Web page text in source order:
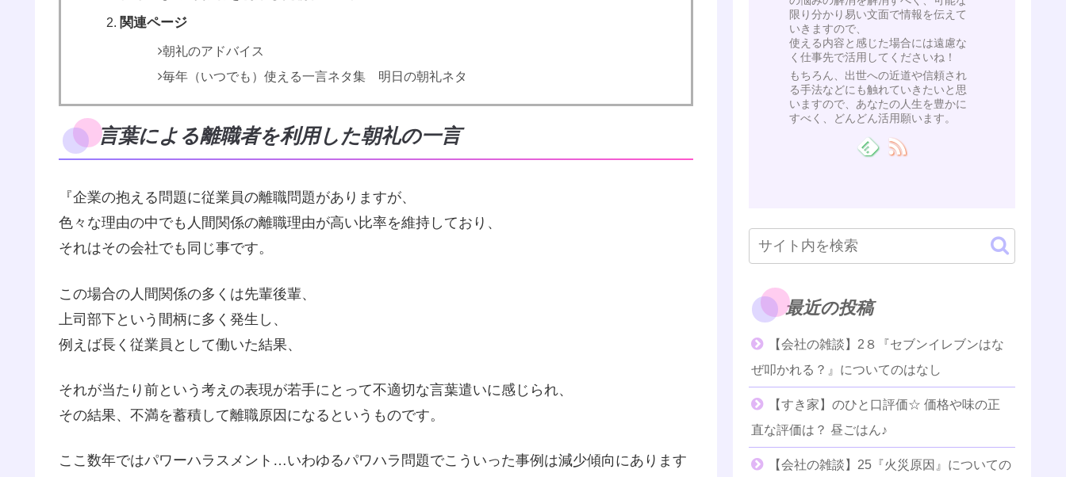
関連ページ
朝礼のアドバイス
毎年（いつでも）使える一言ネタ集 明日の朝礼ネタ
言葉による離職者を利用した朝礼の一言
『企業の抱える問題に従業員の離職問題がありますが、
色々な理由の中でも人間関係の離職理由が高い比率を維持しており、
それはその会社でも同じ事です。
この場合の人間関係の多くは先輩後輩、
上司部下という間柄に多く発生し、
例えば長く従業員として働いた結果、
それが当たり前という考えの表現が若手にとって不適切な言葉遣いに感じられ、
その結果、不満を蓄積して離職原因になるというものです。
ここ数年ではパワーハラスメント…いわゆるパワハラ問題でこういった事例は減少傾向にあります
限り分かり易い文面で情報を伝えて
いきますので、
使える内容と感じた場合には遠慮な
く仕事先で活用してくださいね！
もちろん、出世への近道や信頼され
る手法などにも触れていきたいと思
いますので、あなたの人生を豊かに
すべく、どんどん活用願います。
最近の投稿
【会社の雑談】2８『セブンイレブンはな
ぜ叩かれる？』についてのはなし
【すき家】のひと口評価☆ 価格や味の正
直な評価は？ 昼ごはん♪
【会社の雑談】25『火災原因』についての